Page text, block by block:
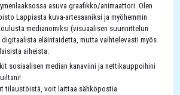
asuva graafikko/animaattori. Olen
Lappiasta kuva-artesaaniksi ja myöhemmin
medianomiksi (visuaalisen suunnittelun
digitaalista eläintaidetta, mutta vaihtelevasti myös
aiheista.
sosiaalisen median kanaviini ja nettikauppoihini
tilaustöistä, voit laittaa sähköpostia